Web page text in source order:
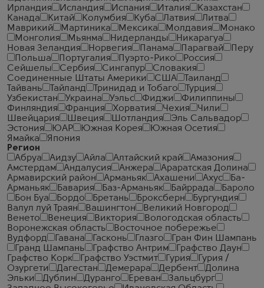
Ирландия
Исландия Испания Италия
Казахстан
Канада
Китай Колумбия Куба Латвия
Литва
Маврикий
Мартиника Мексика Молдавия
Монако
Монголия
Мьянма Нидерланды
Никарагуа
Новая Зеландия
Норвегия Панама Парагвай
Перу
Польша
Португалия Пуэрто-Рико
Россия
Сейшелы
Сербия Сингапур
Словакия
Соединенные Штаты Америки
США
Таиланд
Тайвань
Тайланд Тринидад и Тобаго
Турция
Узбекистан
Украина Уэльс Фиджи
Филиппины
Финляндия
Франция Хорватия Чехия
Чили
Швейцария
Швеция Шотландия
Эль Сальвадор
Эстония
ЮАР Южная Корея
Южная Осетия
Ямайка
Япония
Регион
Абруа
Аидзу Айла Алтайский край
Амазония
Амстердам
Андалусия Анжера
Араратская Долина
Армавирский район
Арманьяк Ахашени Ахус
Ба-
Арманьяк
Бавария Баз-Арманьяк Байррада
Бароло
Бон Буа
Бордо Бретань Броксберн
Бургундия
Валул луй Траян
Вашингтон
Великий Новгород
Венето
Венеция Виктория
Вологодская область
Воронежская область
Восточное побережье
Вудфорд
Гавана Гасконь Глазго
Гран Фин Шампань
Гранд Шампань
Графство Антрим
Графство Даун
Графство Корк
Графство Уэстмит Гурия
Гурия /
Озургети
Дагестан Демерара Дербент
Долина
Эльки
Дублин Дуранго Ереван
Зальцбург